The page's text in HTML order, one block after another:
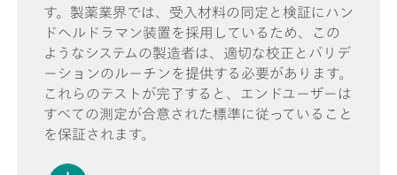
す。製薬業界では、受入材料の同定と検証にハン
ドヘルドラマン装置を採用しているため、この
ようなシステムの製造者は、適切な校正とバリデ
ーションのルーチンを提供する必要があります。
これらのテストが完了すると、エンドユーザーは
すべての測定が合意された標準に従っていること
を保証されます。